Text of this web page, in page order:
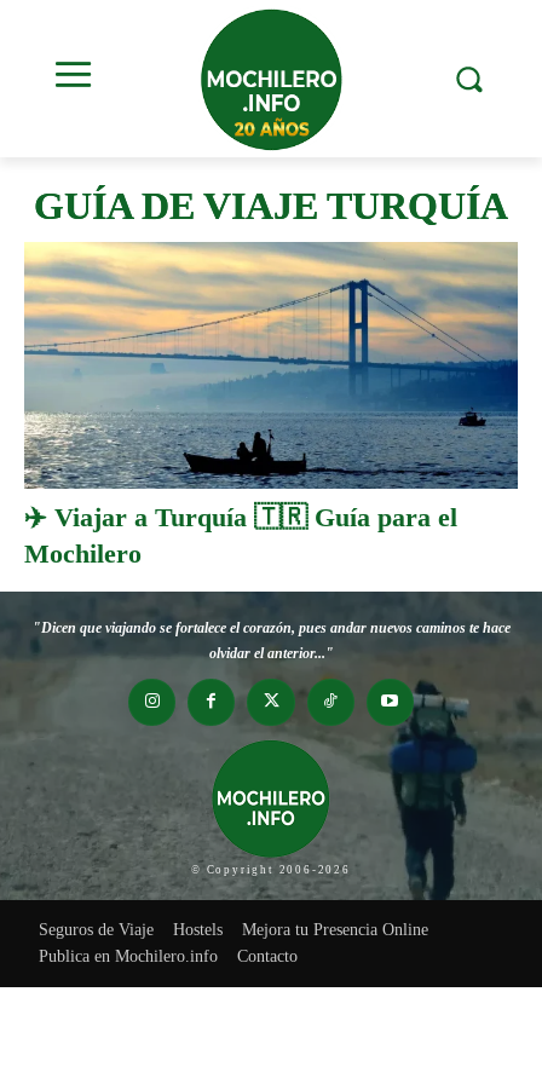
GUÍA DE VIAJE TURQUÍA
✈️ Viajar a Turquía 🇹🇷 Guía para el
Mochilero
"Dicen que viajando se fortalece el corazón, pues andar nuevos caminos te hace
olvidar el anterior..."
© Copyright 2006-2026
Seguros de Viaje Hostels
Mejora tu Presencia Online
Publica en Mochilero.info
Contacto